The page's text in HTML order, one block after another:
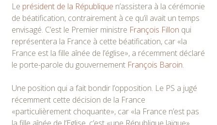
Le président de la République n’assistera à la cérémonie
de béatification, contrairement à ce qu’il avait un temps
envisagé. C’est le Premier ministre François Fillon qui
représentera la France à cette béatification, car «la
France est la fille aînée de l’église», a récemment déclaré
le porte-parole du gouvernement François Baroin.
Une position qui a fait bondir l’opposition. Le PS a jugé
récemment cette décision de la France
«particulièrement choquante», car «la France n’est pas